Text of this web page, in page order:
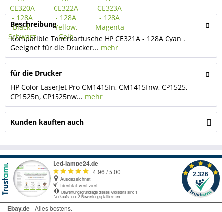
Beschreibung
Kompatible Tonerkartusche HP CE321A - 128A Cyan .
Geeignet für die Drucker... mehr
für die Drucker
HP Color LaserJet Pro CM1415fn, CM1415fnw, CP1525,
CP1525n, CP1525nw... mehr
Kunden kauften auch